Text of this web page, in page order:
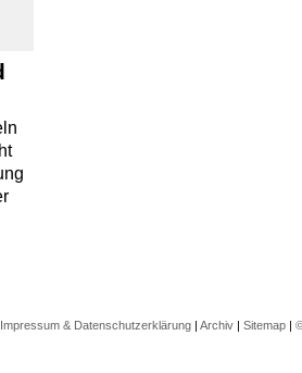
Impressum & Datenschutzerklärung | Archiv | Sitemap |